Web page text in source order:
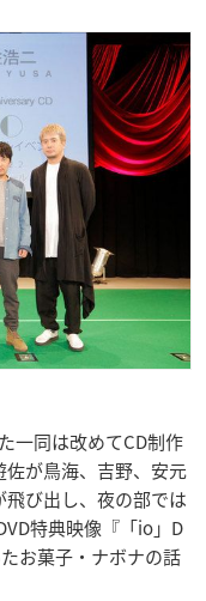
一同は改めてCD制作
が鳥海、吉野、安元
び出し、夜の部では
特典映像『「io」D
お菓子・ナボナの話